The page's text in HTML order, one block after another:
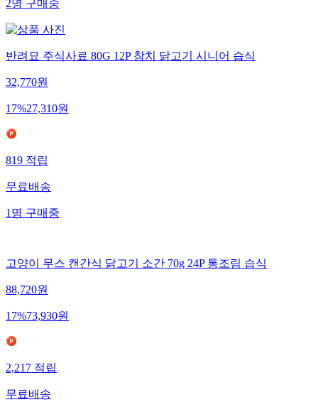
2명구매중
반려묘 주식사료 80G 12P 참치 닭고기 시니어 습식
32,770원
17%27,310원
819적립
무료배송
1명구매중
고양이 무스 캔간식 닭고기 소간 70g 24P 통조림 습식
88,720원
17%73,930원
2,217적립
무료배송